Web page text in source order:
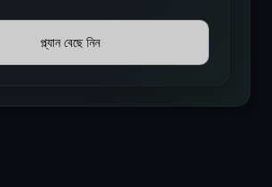
প্ল্যান বেছে নিন